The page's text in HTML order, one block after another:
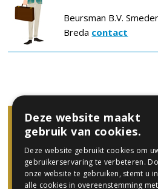
Beursman B.V.
Breda contact
Deze website maakt
gebruik van cookies.
Deze website gebruikt cookies om
gebruikerservaring te verbeteren.
onze website te gebruiken, stemt u
alle cookies in overeenstemming